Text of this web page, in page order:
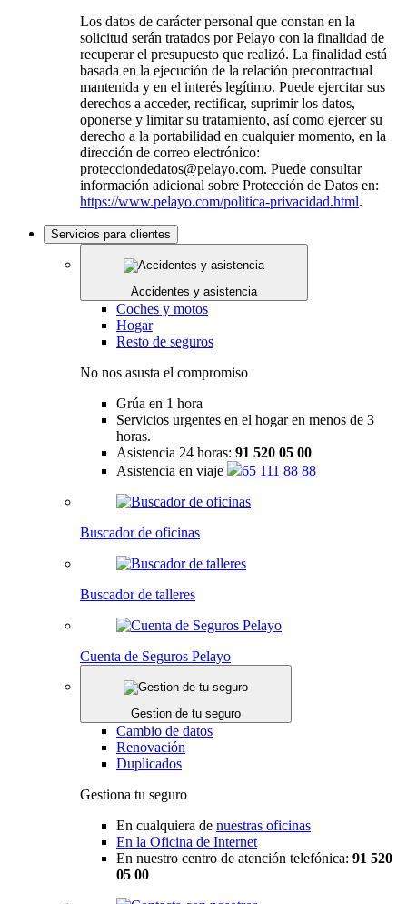
Los datos de carácter personal que constan en la
solicitud serán tratados por Pelayo con la finalidad de
recuperar el presupuesto que realizó. La finalidad está
basada en la ejecución de la relación precontractual
mantenida y en el interés legítimo. Puede ejercitar sus
derechos a acceder, rectificar, suprimir los datos,
oponerse y limitar su tratamiento, así como ejercer su
derecho a la portabilidad en cualquier momento, en la
dirección de correo electrónico:
protecciondedatos@pelayo.com. Puede consultar
información adicional sobre Protección de Datos en:
https://www.pelayo.com/politica-privacidad.html.
Servicios para clientes
Accidentes y asistencia
Coches y motos
Hogar
Resto de seguros
No nos asusta el compromiso
Grúa en 1 hora
Servicios urgentes en el hogar en menos de 3
horas.
Asistencia 24 horas: 91 520 05 00
Asistencia en viaje
65 111 88 88
Buscador de oficinas
Buscador de talleres
Cuenta de Seguros Pelayo
Gestion de tu seguro
Cambio de datos
Renovación
Duplicados
Gestiona tu seguro
En cualquiera de nuestras oficinas
En la Oficina de Internet
En nuestro centro de atención telefónica: 91 520
05 00